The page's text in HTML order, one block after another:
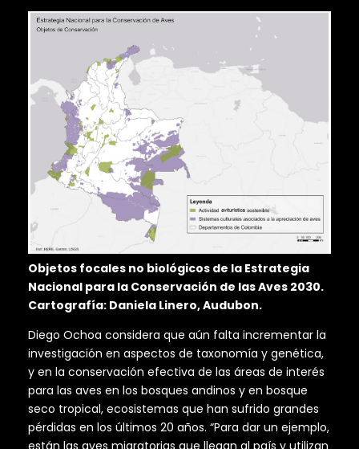
Objetos focales no biológicos de la Estrategia
Nacional para la Conservación de las Aves 2030.
Cartografía: Daniela Linero, Audubon.
Diego Ochoa considera que aún falta incrementar la
investigación en aspectos de taxonomía y genética,
y en la conservación efectiva de las áreas de interés
para las aves en los bosques andinos y en bosque
seco tropical, ecosistemas que han sufrido grandes
pérdidas en los últimos 20 años. “Para dar un ejemplo,